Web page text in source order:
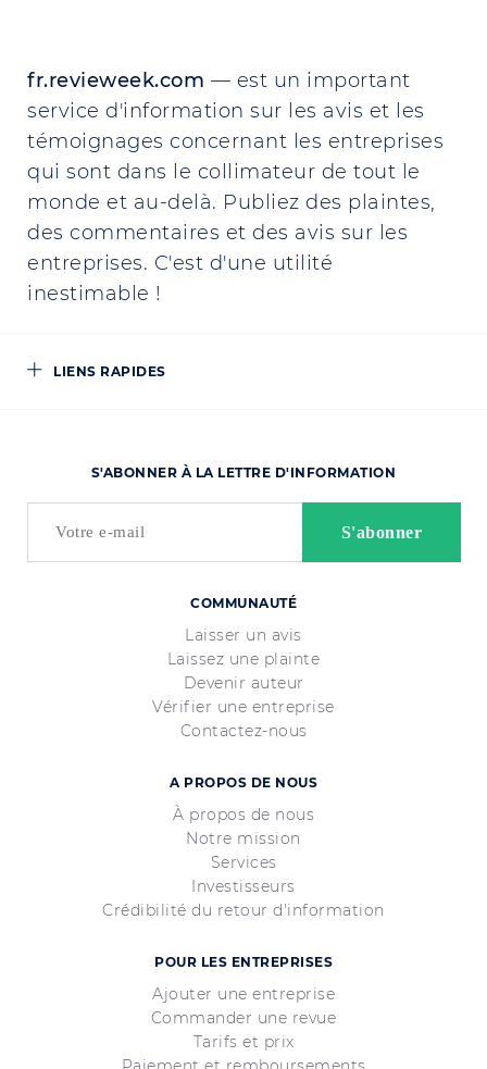
fr.revieweek.com — est un important
service d'information sur les avis et les
témoignages concernant les entreprises
qui sont dans le collimateur de tout le
monde et au-delà. Publiez des plaintes,
des commentaires et des avis sur les
entreprises. C'est d'une utilité
inestimable !
LIENS RAPIDES
COMMUNAUTÉ
Laisser un avis
Laissez une plainte
Devenir auteur
Vérifier une entreprise
Contactez-nous
A PROPOS DE NOUS
À propos de nous
Notre mission
Services
Investisseurs
Crédibilité du retour d'information
POUR LES ENTREPRISES
Ajouter une entreprise
Commander une revue
Tarifs et prix
S'ABONNER À LA LETTRE D'INFORMATION